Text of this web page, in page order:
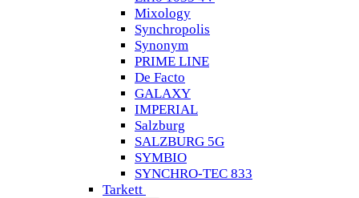
Mixology
Synchropolis
Synonym
PRIME LINE
De Facto
GALAXY
IMPERIAL
Salzburg
SALZBURG 5G
SYMBIO
SYNCHRO-TEC 833
Tarkett